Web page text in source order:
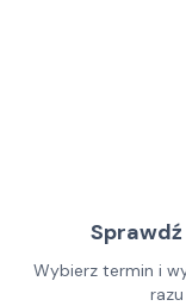
Wybierz termin i